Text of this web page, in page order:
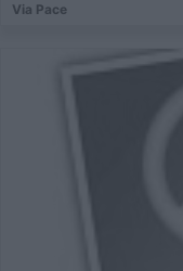
Via Pace